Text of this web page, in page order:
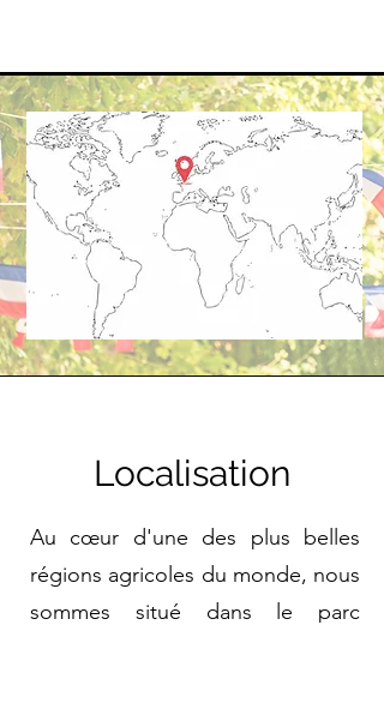
Localisation
Au cœur d'une des plus belles
régions agricoles du monde, nous
sommes situé dans le parc